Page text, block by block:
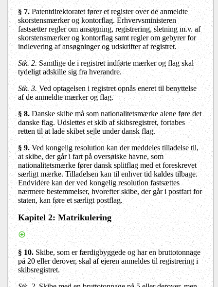
§ 7. Patentdirektoratet fører et register over de anmeldte
skorstensmærker og kontorflag. Erhvervsministeren
fastsætter regler om ansøgning, registrering, sletning m.v. af
skorstensmærker og kontorflag samt regler om gebyrer for
indlevering af ansøgninger og udskrifter af registret.
Stk. 2. Samtlige de i registret indførte mærker og flag skal
tydeligt adskille sig fra hverandre.
Stk. 3. Ved optagelsen i registret opnås eneret til benyttelse
af de anmeldte mærker og flag.
§ 8. Danske skibe må som nationalitetsmærke alene føre det
danske flag. Udslettes et skib af skibsregistret, fortabes
retten til at lade skibet sejle under dansk flag.
§ 9. Ved kongelig resolution kan der meddeles tilladelse til,
at skibe, der går i fart på oversøiske havne, som
nationalitetsmærke fører dansk splitflag med et foreskrevet
særligt mærke. Tilladelsen kan til enhver tid kaldes tilbage.
Endvidere kan der ved kongelig resolution fastsættes
nærmere bestemmelser, hvorefter skibe, der går i postfart for
staten, kan føre et særligt postflag.
Kapitel 2: Matrikulering
§ 10. Skibe, som er færdigbyggede og har en bruttotonnage
på 20 eller derover, skal af ejeren anmeldes til registrering i
skibsregistret.